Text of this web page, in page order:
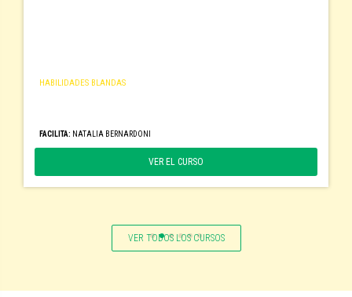
HABILIDADES BLANDAS
FACILITA: NATALIA BERNARDONI
VER EL CURSO
VER TODOS LOS CURSOS